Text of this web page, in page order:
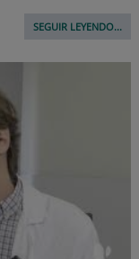
SEGUIR LEYENDO...